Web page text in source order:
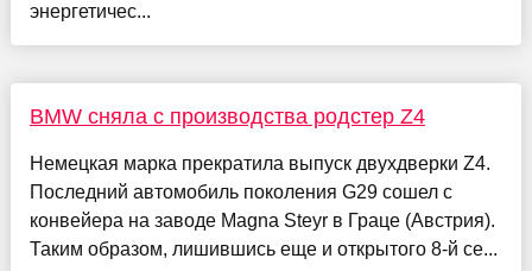
энергетичес...
BMW сняла с производства родстер Z4
Немецкая марка прекратила выпуск двухдверки Z4.
Последний автомобиль поколения G29 сошел с
конвейера на заводе Magna Steyr в Граце (Австрия).
Таким образом, лишившись еще и открытого 8-й се...